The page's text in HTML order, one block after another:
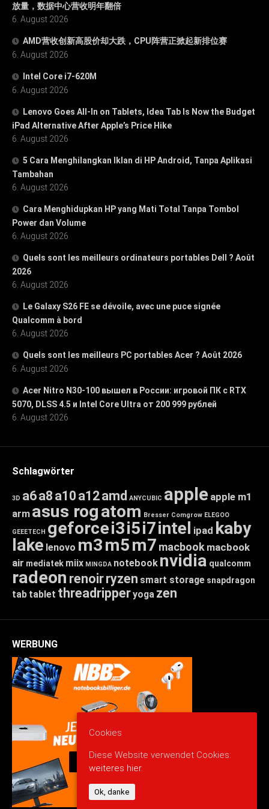
放量，数据中心营收明年翻倍
6. August 2026
AMD营收创新高股价却大跌，CPU阵营正掀起新排位赛
6. August 2026
Intel Core i7-620M
6. August 2026
Lenovo Goes All-In on Tablets, Idea Tab Is Now the Budget
iPad Alternative After Apple’s Price Hike
6. August 2026
5 Cara Menghilangkan Iklan di HP Android, Tanpa Aplikasi
Tambahan
6. August 2026
Cara Menghidupkan HP yang Mati Total Tanpa Tombol
Power dan Volume
6. August 2026
Quels sont les meilleurs ordinateurs portables Dell ? Août
2026
6. August 2026
Le Galaxy S26 FE se dévoile, avec une puce signée
Qualcomm à bord
6. August 2026
Quels sont les meilleurs PC portables Acer ? Août 2026
6. August 2026
Acer Nitro N30-100 вышел в России: игровой ПК с RTX
5070, DLSS 4.5 и Intel Core Ultra от 200 999 рублей
6. August 2026
Schlagwörter
3D a6a8 a10 a12amd ANYCUBIC apple apple m1
arm asus rogatom Bresser Comgrow ELEGOO
GEEETECH geforcei3i5i7intel ipad kaby
lake lenovo m3m5m7 macbook macbook
air mediatek miix MINGDA notebook nvidia qualcomm
radeon renoirryzen smart storage snapdragon
tab tablet threadripperyoga zen
WERBUNG
Cookies
Diese Website verwendet Cookies:
weiteres hier.
Ok, danke